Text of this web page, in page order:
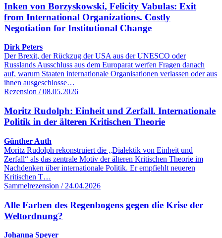
Inken von Borzyskowski, Felicity Vabulas: Exit
from International Organizations. Costly
Negotiation for Institutional Change
Dirk Peters
Der Brexit, der Rückzug der USA aus der UNESCO oder
Russlands Ausschluss aus dem Europarat werfen Fragen danach
auf, warum Staaten internationale Organisationen verlassen oder aus
ihnen ausgeschlosse…
Rezension / 08.05.2026
Moritz Rudolph: Einheit und Zerfall. Internationale
Politik in der älteren Kritischen Theorie
Günther Auth
Moritz Rudolph rekonstruiert die „Dialektik von Einheit und
Zerfall“ als das zentrale Motiv der älteren Kritischen Theorie im
Nachdenken über internationale Politik. Er empfiehlt neueren
Kritischen T…
Sammelrezension / 24.04.2026
Alle Farben des Regenbogens gegen die Krise der
Weltordnung?
Johanna Speyer